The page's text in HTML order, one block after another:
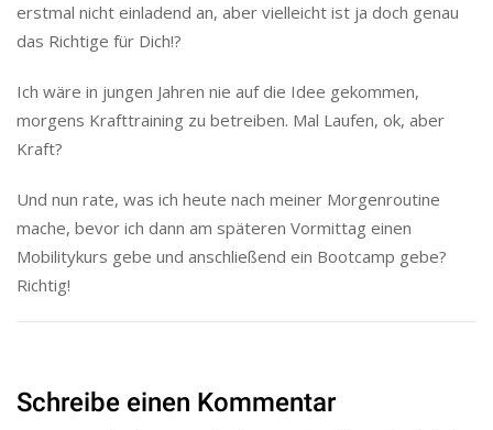
erstmal nicht einladend an, aber vielleicht ist ja doch genau
das Richtige für Dich!?
Ich wäre in jungen Jahren nie auf die Idee gekommen,
morgens Krafttraining zu betreiben. Mal Laufen, ok, aber
Kraft?
Und nun rate, was ich heute nach meiner Morgenroutine
mache, bevor ich dann am späteren Vormittag einen
Mobilitykurs gebe und anschließend ein Bootcamp gebe?
Richtig!
Schreibe einen Kommentar